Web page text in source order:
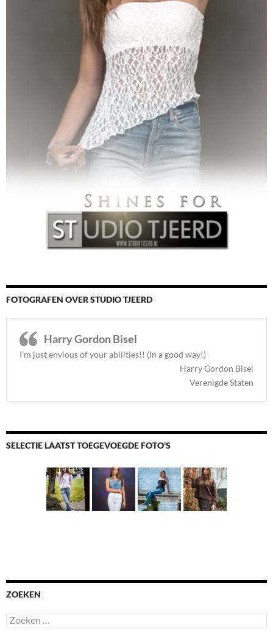
FOTOGRAFEN OVER STUDIO TJEERD
Harry Gordon Bisel
I’m just envious of your abilities!! (In a good way!)
Harry Gordon Bisel
Verenigde Staten
SELECTIE LAATST TOEGEVOEGDE FOTO'S
ZOEKEN
Zoeken
naar: